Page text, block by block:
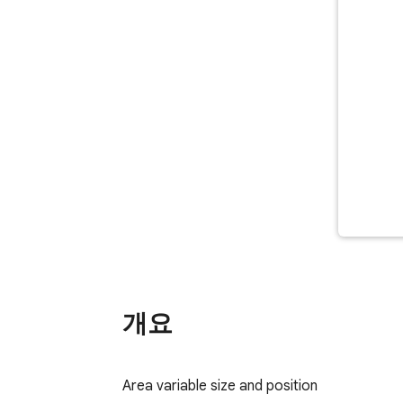
개요
Area variable size and position